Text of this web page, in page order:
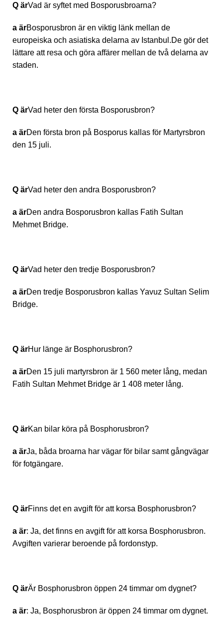
Q ärVad är syftet med Bosporusbroarna?
a ärBosporusbron är en viktig länk mellan de
europeiska och asiatiska delarna av Istanbul.De gör det
lättare att resa och göra affärer mellan de två delarna av
staden.
Q ärVad heter den första Bosporusbron?
a ärDen första bron på Bosporus kallas för Martyrsbron
den 15 juli.
Q ärVad heter den andra Bosporusbron?
a ärDen andra Bosporusbron kallas Fatih Sultan
Mehmet Bridge.
Q ärVad heter den tredje Bosporusbron?
a ärDen tredje Bosporusbron kallas Yavuz Sultan Selim
Bridge.
Q ärHur länge är Bosphorusbron?
a ärDen 15 juli martyrsbron är 1 560 meter lång, medan
Fatih Sultan Mehmet Bridge är 1 408 meter lång.
Q ärKan bilar köra på Bosphorusbron?
a ärJa, båda broarna har vägar för bilar samt gångvägar
för fotgängare.
Q ärFinns det en avgift för att korsa Bosphorusbron?
a är: Ja, det finns en avgift för att korsa Bosphorusbron.
Avgiften varierar beroende på fordonstyp.
Q ärÄr Bosphorusbron öppen 24 timmar om dygnet?
a är: Ja, Bosphorusbron är öppen 24 timmar om dygnet.